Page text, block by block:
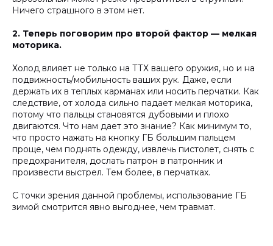
Ничего страшного в этом нет.
2. Теперь поговорим про второй фактор — мелкая
моторика.
Холод влияет не только на ТТХ вашего оружия, но и на
подвижность/мобильность ваших рук. Даже, если
держать их в теплых карманах или носить перчатки. Как
следствие, от холода сильно падает мелкая моторика,
потому что пальцы становятся дубовыми и плохо
двигаются. Что нам дает это знание? Как минимум то,
что просто нажать на кнопку ГБ большим пальцем
проще, чем поднять одежду, извлечь пистолет, снять с
предохранителя, дослать патрон в патронник и
произвести выстрел. Тем более, в перчатках.
С точки зрения данной проблемы, использование ГБ
зимой смотрится явно выгоднее, чем травмат.